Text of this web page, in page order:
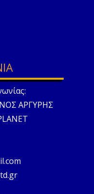
ΑΡΓΥΡΗΣ